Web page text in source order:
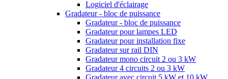
Logiciel d'éclairage
Gradateur - bloc de puissance
Gradateur - bloc de puissance
Gradateur pour lampes LED
Gradateur pour installation fixe
Gradateur sur rail DIN
Gradateur mono circuit 2 ou 3 kW
Gradateur 4 circuits 2 ou 3 kW
Gradateur avec circuit 5 kW et 10 kW